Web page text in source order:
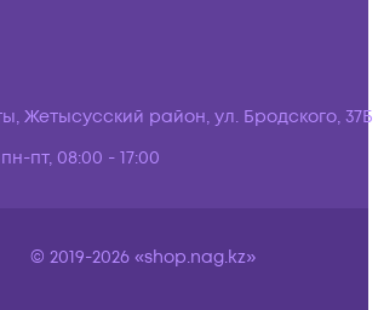
Жетысусский район, ул. Бродского, 37Б
пн-пт, 08:00 - 17:00
© 2019-2026 «shop.nag.kz»